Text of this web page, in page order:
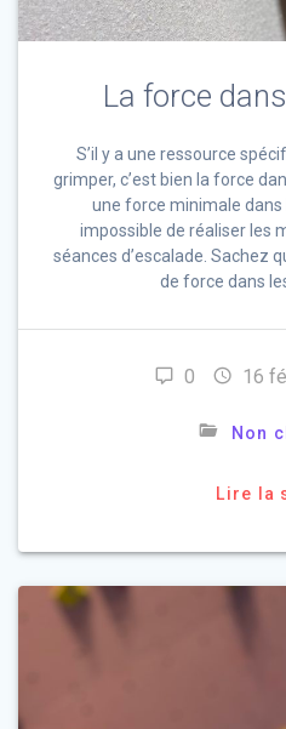
La force
S’il y a une ressource
grimper, c’est bien la force
une force minimale dans
impossible de réaliser les
séances d’escalade. Sachez
de force dans
0 16
Non
Lire la